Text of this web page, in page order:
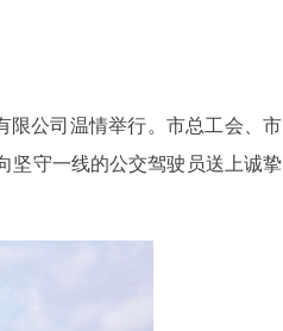
限公司温情举行。市总工会、市
坚守一线的公交驾驶员送上诚挚